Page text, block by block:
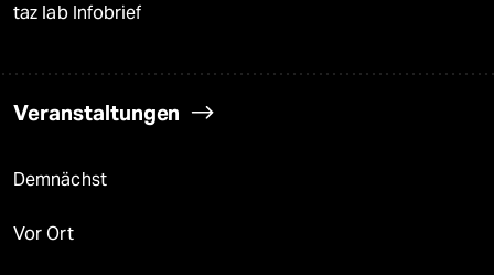
taz lab Infobrief
Veranstaltungen
Demnächst
Vor Ort